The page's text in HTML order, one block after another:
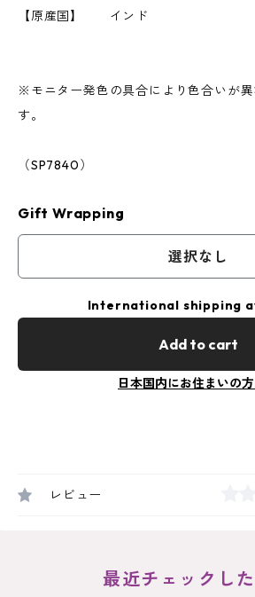
【原産国】 インド
※モニター発色の具合により色合いが
す。
（SP7840）
Gift Wrapping
選択なし
International shipping
Add to cart
日本国内にお住まいの
レビュー
最近チェックし